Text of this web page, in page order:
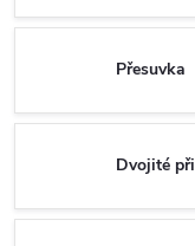
Přesuvka
Dvojité